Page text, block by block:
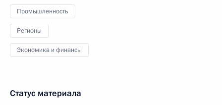
Промышленность
Регионы
Экономика и финансы
Статус материала